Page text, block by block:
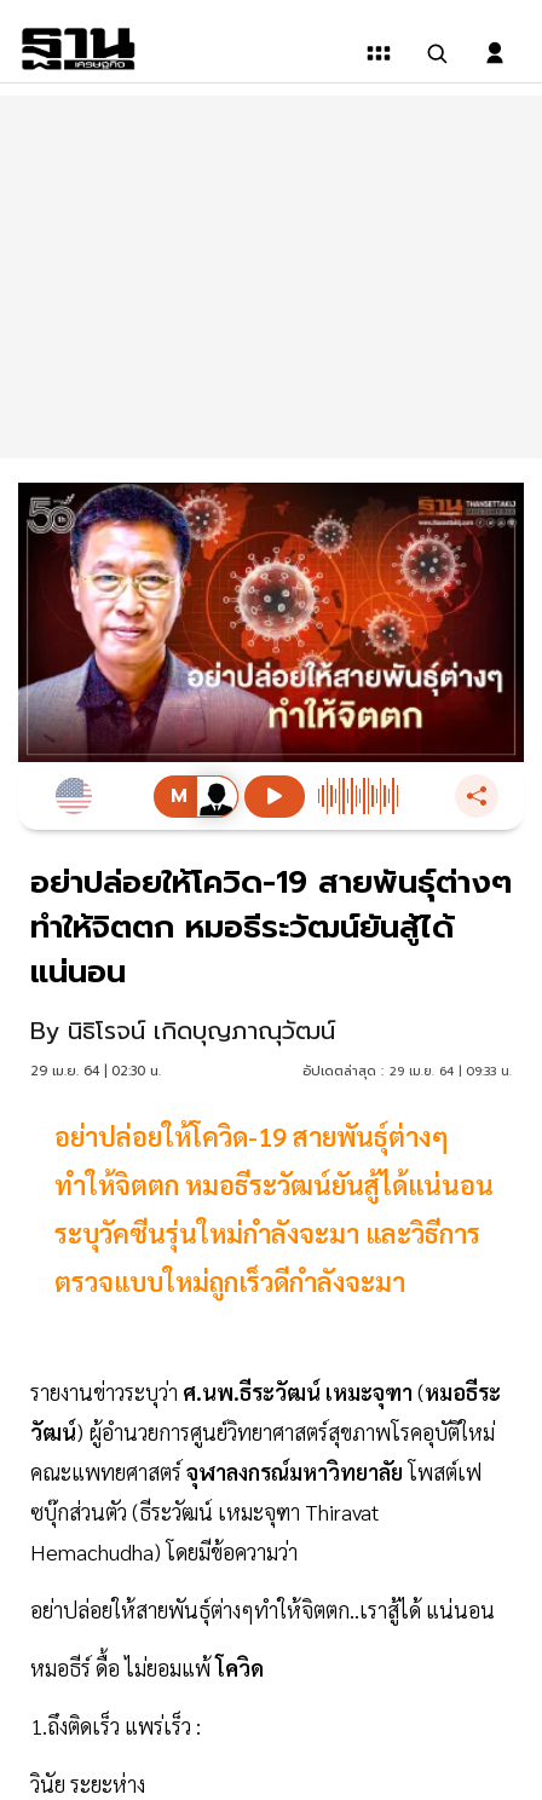
อย่าปล่อยให้โควิด-19 สายพันธุ์ต่างๆ
ทำให้จิตตก หมอธีระวัฒน์ยันสู้ได้
แน่นอน
By นิธิโรจน์ เกิดบุญภาณุวัฒน์
29 เม.ย. 64 | 02:30 น. อัปเดตล่าสุด : 29 เม.ย. 64 | 09:33 น.
อย่าปล่อยให้โควิด-19 สายพันธุ์ต่างๆ
ทำให้จิตตก หมอธีระวัฒน์ยันสู้ได้แน่นอน
ระบุวัคซีนรุ่นใหม่กำลังจะมา และวิธีการ
ตรวจแบบใหม่ถูกเร็วดีกำลังจะมา
รายงานข่าวระบุว่า ศ.นพ.ธีระวัฒน์ เหมะจุฑา (หมอธีระ
วัฒน์) ผู้อำนวยการศูนย์วิทยาศาสตร์สุขภาพโรคอุบัติใหม่
คณะแพทยศาสตร์ จุฬาลงกรณ์มหาวิทยาลัยโพสต์เฟ
ซบุ๊กส่วนตัว (ธีระวัฒน์ เหมะจุฑา Thiravat
Hemachudha) โดยมีข้อความว่า
อย่าปล่อยให้สายพันธุ์ต่างๆทำให้จิตตก..เราสู้ได้ แน่นอน
หมอธีร์ ดื้อ ไม่ยอมแพ้โควิด
1.ถึงติดเร็ว แพร่เร็ว :
วินัย ระยะห่าง